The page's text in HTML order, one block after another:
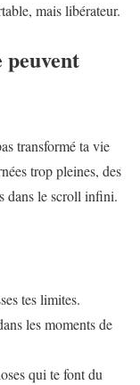
mais libérateur.
peuvent
transformé ta vie
trop pleines, des
dans le scroll infini.
tes limites.
les moments de
qui te font du